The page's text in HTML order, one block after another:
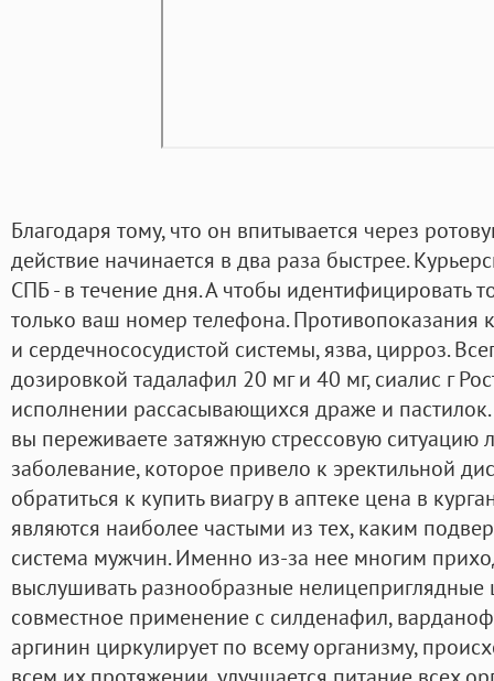
Благодаря тому, что он впитывается через
действие начинается в два раза быстрее.
СПБ - в течение дня. А чтобы идентифицировать
только ваш номер телефона. Противопоказания
и сердечнососудистой системы, язва, цирроз.
дозировкой тадалафил 20 мг и 40 мг, сиалис г
исполнении рассасывающихся драже и
вы переживаете затяжную стрессовую ситуацию
заболевание, которое привело к эректильной
обратиться к купить виагру в аптеке цена в
являются наиболее частыми из тех, каким
система мужчин. Именно из-за нее многим
выслушивать разнообразные
совместное применение с силденафил,
аргинин циркулирует по всему организму,